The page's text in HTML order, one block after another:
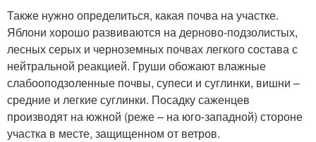
Также нужно определиться, какая почва на участке.
Яблони хорошо развиваются на дерново-подзолистых,
лесных серых и черноземных почвах легкого состава с
нейтральной реакцией. Груши обожают влажные
слабооподзоленные почвы, супеси и суглинки, вишни –
средние и легкие суглинки. Посадку саженцев
производят на южной (реже – на юго-западной) стороне
участка в месте, защищенном от ветров.